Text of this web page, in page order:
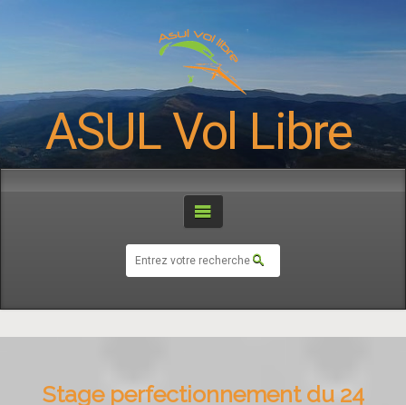
ASUL Vol Libre
Stage perfectionnement du 24